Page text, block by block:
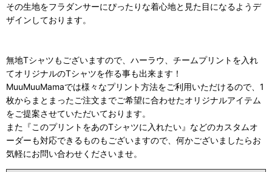
その生地をフラダンサーにぴったりな着心地と見た目になるようデ
ザインしております。
無地Tシャツもございますので、ハーラウ、チームプリントを入れ
てオリジナルのTシャツを作る事も出来ます！
MuuMuuMamaでは様々なプリント方法をご利用いただけるので、1
枚からまとまったご注文までご希望に合わせたオリジナルアイテム
をご提案させていただいております。
また『このプリントをあのTシャツに入れたい』などのカスタムオ
ーダーも対応できるものもございますので、何かございましたらお
気軽にお問い合わせくださいませ。